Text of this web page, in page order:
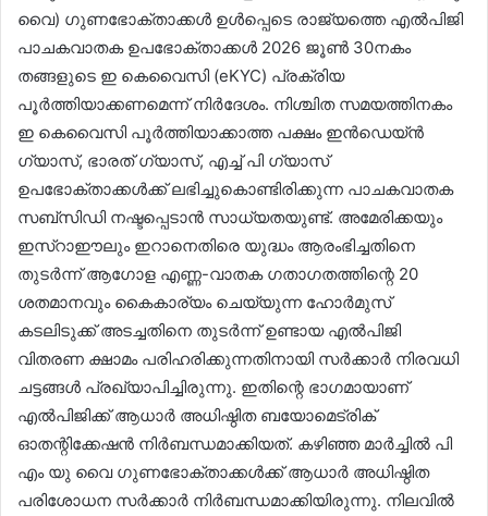
വൈ) ഗുണഭോക്താക്കൾ ഉൾപ്പെടെ രാജ്യത്തെ എൽപിജി
പാചകവാതക ഉപഭോക്താക്കൾ 2026 ജൂൺ 30നകം
തങ്ങളുടെ ഇ കെവൈസി (eKYC) പ്രക്രിയ
പൂർത്തിയാക്കണമെന്ന് നിർദേശം. നിശ്ചിത സമയത്തിനകം
ഇ കെവൈസി പൂർത്തിയാക്കാത്ത പക്ഷം ഇൻഡെയ്ൻ
ഗ്യാസ്, ഭാരത് ഗ്യാസ്, എച്ച് പി ഗ്യാസ്
ഉപഭോക്താക്കൾക്ക് ലഭിച്ചുകൊണ്ടിരിക്കുന്ന പാചകവാതക
സബ്‌സിഡി നഷ്ടപ്പെടാൻ സാധ്യതയുണ്ട്. അമേരിക്കയും
ഇസ്റാഈലും ഇറാനെതിരെ യുദ്ധം ആരംഭിച്ചതിനെ
തുടർന്ന് ആഗോള എണ്ണ-വാതക ഗതാഗതത്തിന്റെ 20
ശതമാനവും കൈകാര്യം ചെയ്യുന്ന ഹോർമുസ്
കടലിടുക്ക് അടച്ചതിനെ തുടർന്ന് ഉണ്ടായ എൽപിജി
വിതരണ ക്ഷാമം പരിഹരിക്കുന്നതിനായി സർക്കാർ നിരവധി
ചട്ടങ്ങൾ പ്രഖ്യാപിച്ചിരുന്നു. ഇതിന്റെ ഭാഗമായാണ്
എൽപിജിക്ക് ആധാർ അധിഷ്ഠിത ബയോമെട്രിക്
ഓതന്റിക്കേഷൻ നിർബന്ധമാക്കിയത്. കഴിഞ്ഞ മാർച്ചിൽ പി
എം യു വൈ ഗുണഭോക്താക്കൾക്ക് ആധാർ അധിഷ്ഠിത
പരിശോധന സർക്കാർ നിർബന്ധമാക്കിയിരുന്നു. നിലവിൽ